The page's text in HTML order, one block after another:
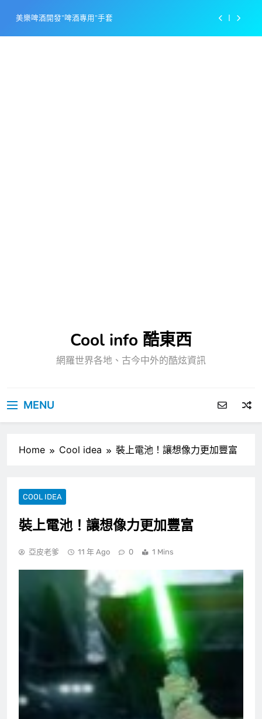
content
美樂啤酒開發”啤酒專用”手套
Cool info 酷東西
網羅世界各地、古今中外的酷炫資訊
MENU
Home Cool idea 裝上電池！讓想像力更加豐富
COOL IDEA
裝上電池！讓想像力更加豐富
亞皮老爹 11 年 Ago 0 1 Mins